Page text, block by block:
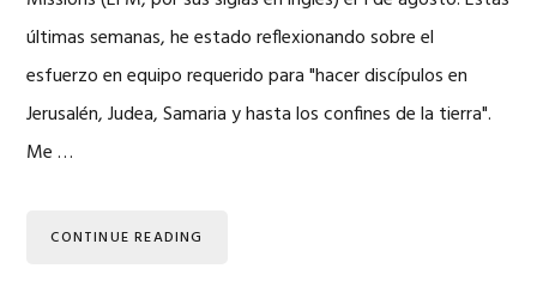
últimas semanas, he estado reflexionando sobre el
esfuerzo en equipo requerido para "hacer discípulos en
Jerusalén, Judea, Samaria y hasta los confines de la tierra".
Me …
CONTINUE READING